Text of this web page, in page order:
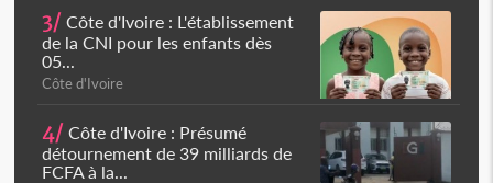
3/ Côte d'Ivoire : L'établissement
de la CNI pour les enfants dès
05...
Côte d'Ivoire
4/ Côte d'Ivoire : Présumé
détournement de 39 milliards de
FCFA à la...